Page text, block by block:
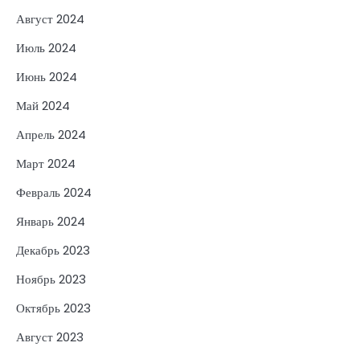
Август 2024
Июль 2024
Июнь 2024
Май 2024
Апрель 2024
Март 2024
Февраль 2024
Январь 2024
Декабрь 2023
Ноябрь 2023
Октябрь 2023
Август 2023